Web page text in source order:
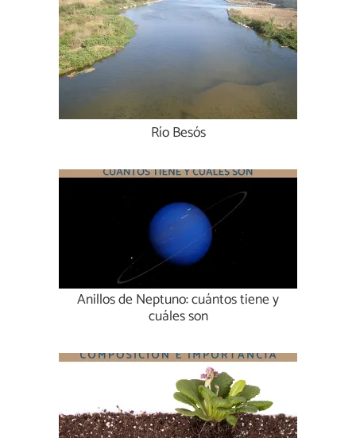
Río Besós
Anillos de Neptuno: cuántos tiene y
cuáles son